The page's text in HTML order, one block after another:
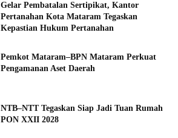
Gelar Pembatalan Sertipikat, Kantor
Pertanahan Kota Mataram Tegaskan
Kepastian Hukum Pertanahan
Pemkot Mataram–BPN Mataram Perkuat
Pengamanan Aset Daerah
NTB–NTT Tegaskan Siap Jadi Tuan Rumah
PON XXII 2028